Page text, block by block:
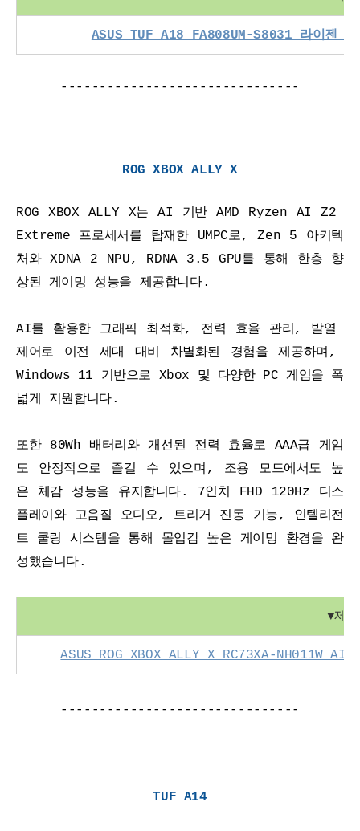
ASUS TUF A18 FA808UM-S8031 라이젠
-------------------------------
ROG XBOX ALLY X
ROG XBOX ALLY X는 AI 기반 AMD Ryzen AI Z2
Extreme 프로세서를 탑재한 UMPC로, Zen 5 아키텍
처와 XDNA 2 NPU, RDNA 3.5 GPU를 통해 한층 향
상된 게이밍 성능을 제공합니다.
AI를 활용한 그래픽 최적화, 전력 효율 관리, 발열
제어로 이전 세대 대비 차별화된 경험을 제공하며,
Windows 11 기반으로 Xbox 및 다양한 PC 게임을 폭
넓게 지원합니다.
또한 80Wh 배터리와 개선된 전력 효율로 AAA급 게임
도 안정적으로 즐길 수 있으며, 조용 모드에서도 높
은 체감 성능을 유지합니다. 7인치 FHD 120Hz 디스
플레이와 고음질 오디오, 트리거 진동 기능, 인텔리전
트 쿨링 시스템을 통해 몰입감 높은 게이밍 환경을 완
성했습니다.
▼제
ASUS ROG XBOX ALLY X RC73XA-NH011W
-------------------------------
TUF A14